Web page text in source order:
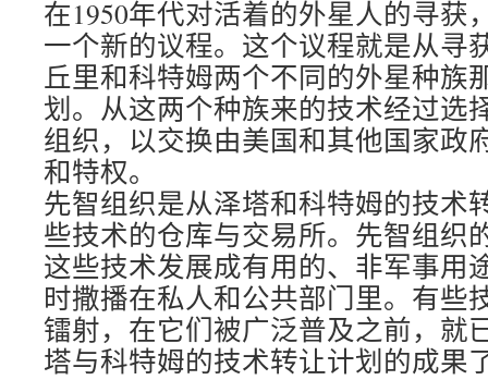
在1950年代对活着的外星人的寻获
一个新的议程。这个议程就是从寻
丘里和科特姆两个不同的外星种族
划。从这两个种族来的技术经过选
组织，以交换由美国和其他国家政
和特权。
先智组织是从泽塔和科特姆的技术
些技术的仓库与交易所。先智组织
这些技术发展成有用的、非军事用
时撒播在私人和公共部门里。有些
镭射，在它们被广泛普及之前，就
塔与科特姆的技术转让计划的成果